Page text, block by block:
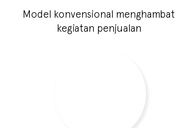
Model konvensional menghambat
kegiatan penjualan